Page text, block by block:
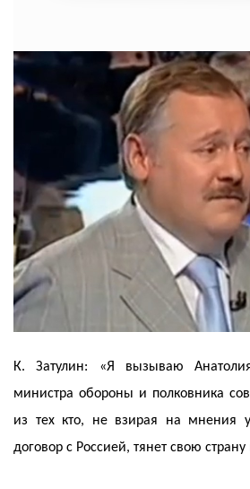
К. Затулин: «Я вызываю
министра обороны и полковника
из тех кто, не взирая на мнения
договор с Россией, тянет свою